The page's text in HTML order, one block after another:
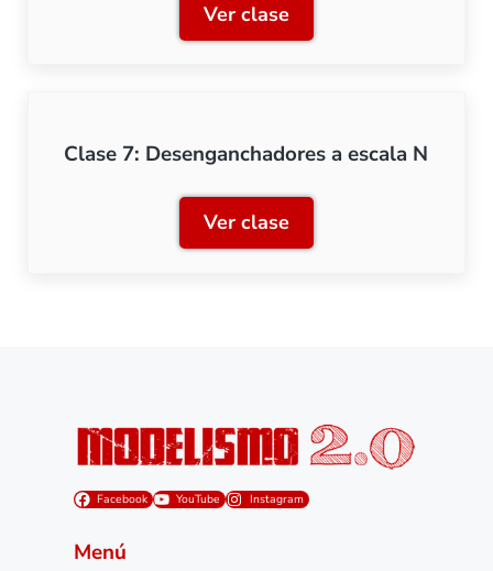
Ver clase
Clase 6:
Clase 7: Desenganchadores a escala N
Ver clase
Clase 7:
Facebook YouTube Instagram
Menú